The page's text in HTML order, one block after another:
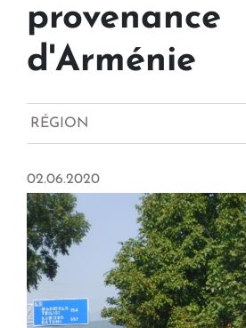
provenance
d'Arménie
RÉGION
02.06.2020